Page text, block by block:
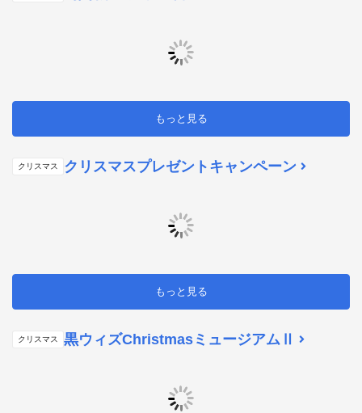
もっと見る
クリスマス クリスマスプレゼントキャンペーン
もっと見る
クリスマス 黒ウィズChristmasミュージアムⅡ